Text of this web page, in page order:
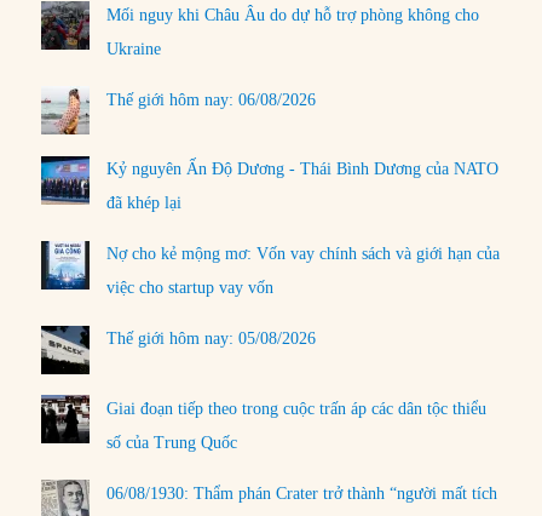
Mối nguy khi Châu Âu do dự hỗ trợ phòng không cho
Ukraine
Thế giới hôm nay: 06/08/2026
Kỷ nguyên Ấn Độ Dương - Thái Bình Dương của NATO
đã khép lại
Nợ cho kẻ mộng mơ: Vốn vay chính sách và giới hạn của
việc cho startup vay vốn
Thế giới hôm nay: 05/08/2026
Giai đoạn tiếp theo trong cuộc trấn áp các dân tộc thiểu
số của Trung Quốc
06/08/1930: Thẩm phán Crater trở thành “người mất tích